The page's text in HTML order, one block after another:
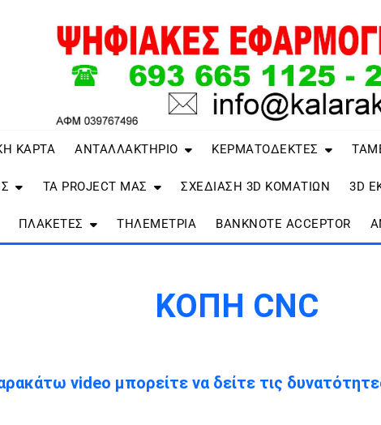
ΚΑΡΤΑ ΑΝΤΑΛΛΑΚΤΗΡΙΟ ΚΕΡΜΑΤΟΔΕΚΤΕΣ
ΤΑ PROJECT ΜΑΣ ΣΧΕΔΙΑΣΗ 3D ΚΟΜΑΤΙΩΝ 3D
ΠΛΑΚΕΤΕΣ ΤΗΛΕΜΕΤΡΙΑ BANKNOTE ACCEPTOR
ΚΟΠΗ CNC
video μπορείτε να δείτε τις